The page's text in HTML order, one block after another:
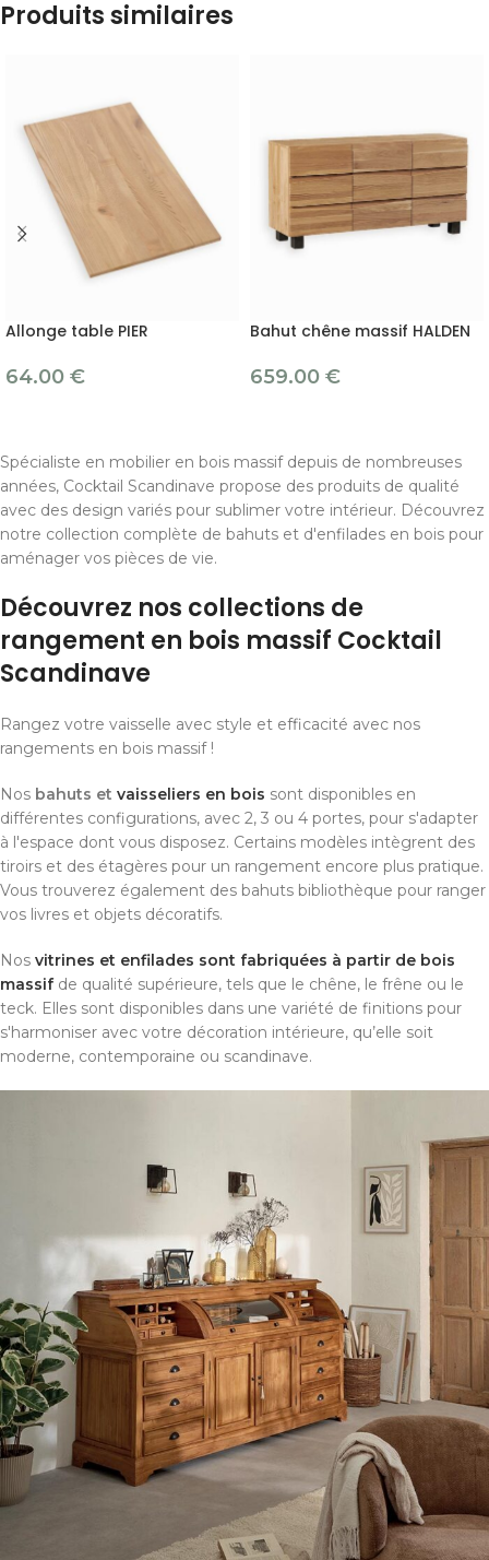
Produits similaires
Allonge table PIER
64.00 €
Bahut chêne massif HALDEN
659.00 €
Spécialiste en mobilier en bois massif depuis de nombreuses
années, Cocktail Scandinave propose des produits de qualité
avec des design variés pour sublimer votre intérieur. Découvrez
notre collection complète de bahuts et d'enfilades en bois pour
aménager vos pièces de vie.
Découvrez nos collections de
rangement en bois massif Cocktail
Scandinave
Rangez votre vaisselle avec style et efficacité avec nos
rangements en bois massif !
Nos bahuts et vaisseliers en bois sont disponibles en
différentes configurations, avec 2, 3 ou 4 portes, pour s'adapter
à l'espace dont vous disposez. Certains modèles intègrent des
tiroirs et des étagères pour un rangement encore plus pratique.
Vous trouverez également des bahuts bibliothèque pour ranger
vos livres et objets décoratifs.
Nos vitrines et enfilades sont fabriquées à partir de bois
massifde qualité supérieure, tels que le chêne, le frêne ou le
teck. Elles sont disponibles dans une variété de finitions pour
s'harmoniser avec votre décoration intérieure, qu’elle soit
moderne, contemporaine ou scandinave.